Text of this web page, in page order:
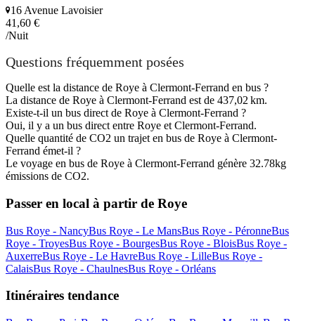
16 Avenue Lavoisier
41,60 €
/Nuit
Questions fréquemment posées
Quelle est la distance de Roye à Clermont-Ferrand en bus ?
La distance de Roye à Clermont-Ferrand est de 437,02 km.
Existe-t-il un bus direct de Roye à Clermont-Ferrand ?
Oui, il y a un bus direct entre Roye et Clermont-Ferrand.
Quelle quantité de CO2 un trajet en bus de Roye à Clermont-
Ferrand émet-il ?
Le voyage en bus de Roye à Clermont-Ferrand génère 32.78kg
émissions de CO2.
Passer en local à partir de Roye
Bus Roye - NancyBus Roye - Le MansBus Roye - PéronneBus
Roye - TroyesBus Roye - BourgesBus Roye - BloisBus Roye -
AuxerreBus Roye - Le HavreBus Roye - LilleBus Roye -
CalaisBus Roye - ChaulnesBus Roye - Orléans
Itinéraires tendance